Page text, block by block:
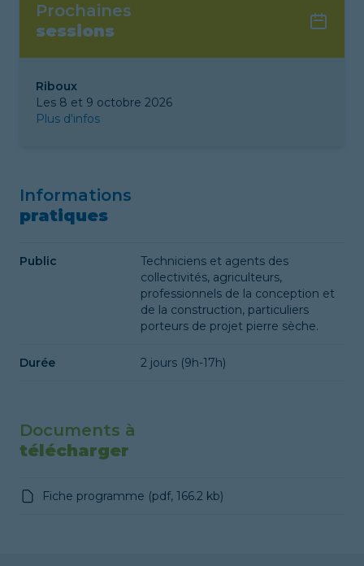
Prochaines
sessions
Riboux
Les 8 et 9 octobre 2026
Plus d'infos
Informations
pratiques
Public
Techniciens et agents des
collectivités, agriculteurs,
professionnels de la conception et
de la construction, particuliers
porteurs de projet pierre sèche.
Durée 2 jours (9h-17h)
Documents à
télécharger
Fiche programme (pdf, 166.2 kb)